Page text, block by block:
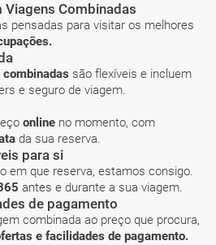
Viagens Combinadas
pensadas para visitar os melhores
são flexíveis e incluem
e seguro de viagem.
online no momento, com
da sua reserva.
para si
em que reserva, estamos consigo.
antes e durante a sua viagem.
de pagamento
combinada ao preço que procura,
e facilidades de pagamento.